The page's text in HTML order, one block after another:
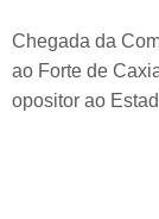
Chegada da
ao Forte de
opositor ao